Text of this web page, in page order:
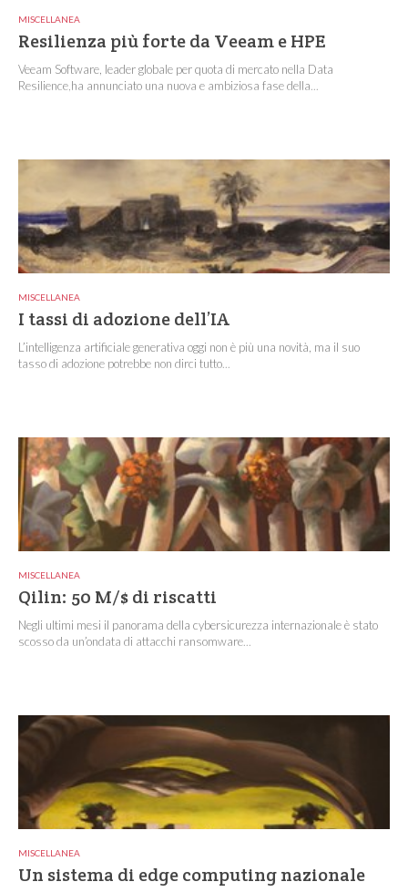
MISCELLANEA
Resilienza più forte da Veeam e HPE
Veeam Software, leader globale per quota di mercato nella Data
Resilience,ha annunciato una nuova e ambiziosa fase della...
MISCELLANEA
I tassi di adozione dell’IA
L’intelligenza artificiale generativa oggi non è più una novità, ma il suo
tasso di adozione potrebbe non dirci tutto...
MISCELLANEA
Qilin: 50 M/$ di riscatti
Negli ultimi mesi il panorama della cybersicurezza internazionale è stato
scosso da un’ondata di attacchi ransomware...
MISCELLANEA
Un sistema di edge computing nazionale